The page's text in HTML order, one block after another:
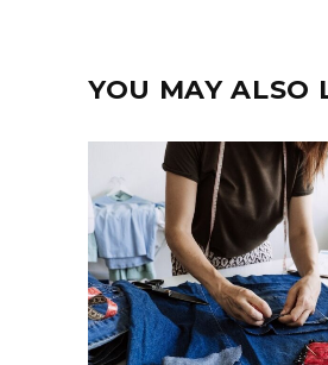
YOU MAY ALSO